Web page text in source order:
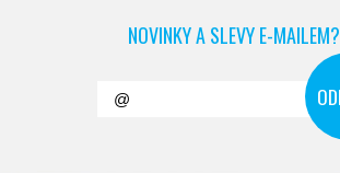
NOVINKY A SLEVY E-MAILEM?